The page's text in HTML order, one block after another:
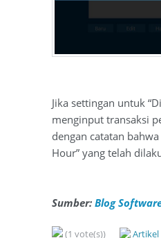
Jika settingan untuk
menginput transaksi
dengan catatan
Hour” yang telah
Sumber: Blog
(1 vote(s))